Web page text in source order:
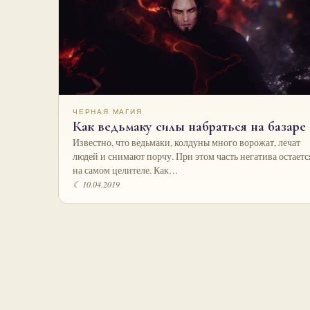
ЧЕРНАЯ МАГИЯ
Как ведьмаку силы набраться на базаре
Известно, что ведьмаки, колдуны много ворожат, лечат
людей и снимают порчу. При этом часть негатива
на самом целителе. Как…
☾ 10.04.2019